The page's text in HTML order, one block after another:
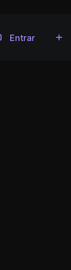
Entrar